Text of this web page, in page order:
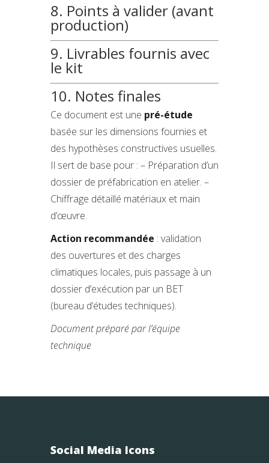
8. Points à valider (avant
production)
9. Livrables fournis avec
le kit
10. Notes finales
Ce document est une pré-étude
basée sur les dimensions fournies et
des hypothèses constructives usuelles.
Il sert de base pour : – Préparation d’un
dossier de préfabrication en atelier. –
Chiffrage détaillé matériaux et main
d’œuvre.
Action recommandée : validation
des ouvertures et des charges
climatiques locales, puis passage à un
dossier d’exécution par un BET
(bureau d’études techniques).
Document préparé par l’équipe
technique
Social Media Icons